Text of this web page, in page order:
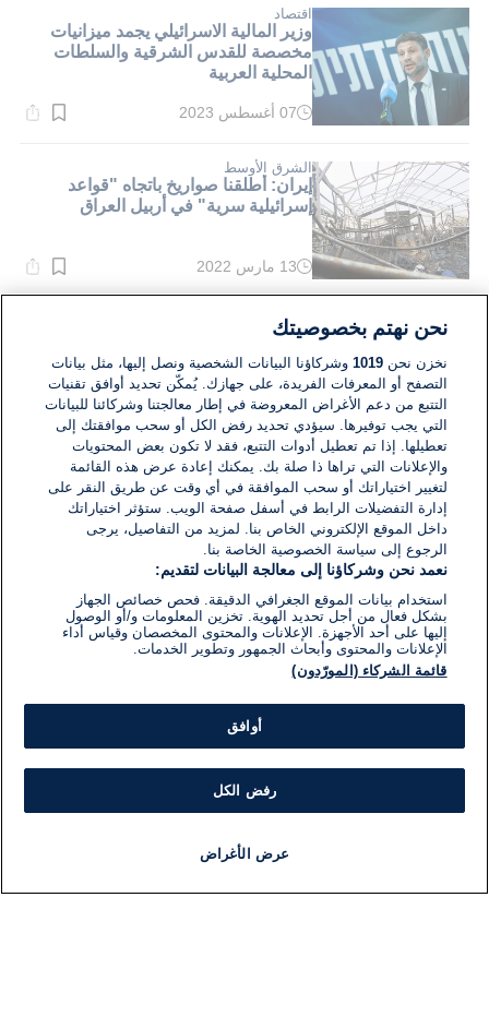
دقيقة.
اقتصاد
وزير المالية الاسرائيلي يجمد ميزانيات
مخصصة للقدس الشرقية والسلطات
المحلية العربية
وقت
دقيقة.
07 أغسطس 2023
الشرق الأوسط
إيران: أطلقنا صواريخ باتجاه "قواعد
إسرائيلية سرية" في أربيل العراق
وقت
دقيقة.
13 مارس 2022
الشرق الأوسط
لليوم التالي: صواريخ تستهدف عين الأسد
في العراق
وقت
القراءة:
1}
دقيقة.
07 يوليو 2021
نحن نهتم بخصوصيتك
نخزن نحن1019 وشركاؤنا البيانات الشخصية ونصل إليها، مثل بيانات
التصفح أو المعرفات الفريدة، على جهازك. يُمكّن تحديد أوافق تقنيات
التتبع من دعم الأغراض المعروضة في إطار معالجتنا وشركائنا للبيانات
التي يجب توفيرها. سيؤدي تحديد رفض الكل أو سحب موافقتك إلى
تعطيلها. إذا تم تعطيل أدوات التتبع، فقد لا تكون بعض المحتويات
والإعلانات التي تراها ذا صلة بك. يمكنك إعادة عرض هذه القائمة
لتغيير اختياراتك أو سحب الموافقة في أي وقت عن طريق النقر على
إدارة التفضيلات الرابط في أسفل صفحة الويب. ستؤثر اختياراتك
داخل الموقع الإلكتروني الخاص بنا. لمزيد من التفاصيل، يرجى
الرجوع إلى سياسة الخصوصية الخاصة بنا.
نعمد نحن وشركاؤنا إلى معالجة البيانات لتقديم:
استخدام بيانات الموقع الجغرافي الدقيقة. فحص خصائص الجهاز
بشكل فعال من أجل تحديد الهوية. تخزين المعلومات و/أو الوصول
إليها على أحد الأجهزة. الإعلانات والمحتوى المخصصان وقياس أداء
الإعلانات والمحتوى وأبحاث الجمهور وتطوير الخدمات.
قائمة الشركاء (المورّدون)
أوافق
رفض الكل
عرض الأغراض